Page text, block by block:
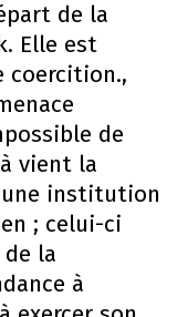
de la
Elle est
coercition.,
de
vient la
une institution
; celui-ci
la
à